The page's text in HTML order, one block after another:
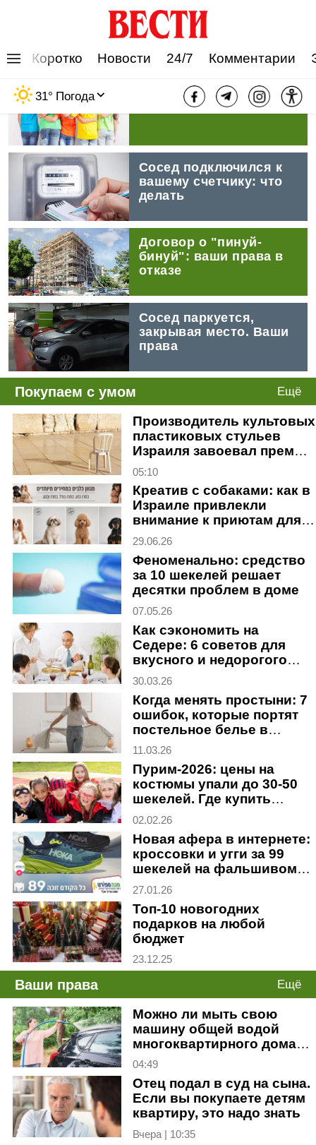
Коротко Новости 24/7 Комментарии
31° Погода
Где выгоднее купить
футболки к школе
Сосед подключился к
вашему счетчику: что
делать
Договор о "пинуй-
бинуй": ваши права в
отказе
Сосед паркуется,
закрывая место. Ваши
права
Покупаем с умом Ещё
Производитель культовых
пластиковых стульев
Израиля завоевал премию
за корзину для белья
05:10
Креатив с собаками: как в
Израиле привлекли
внимание к приютам для
животных
29.06.26
Феноменально: средство
за 10 шекелей решает
десятки проблем в доме
07.05.26
Как сэкономить на
Седере: 6 советов для
вкусного и недорогого
ужина в Песах
30.03.26
Когда менять простыни: 7
ошибок, которые портят
постельное белье в
Израиле
11.03.26
Пурим-2026: цены на
костюмы упали до 30-50
шекелей. Где купить
дешевле
02.02.26
Новая афера в интернете:
кроссовки и угги за 99
шекелей на фальшивом
сайте
27.01.26
Топ-10 новогодних
подарков на любой
бюджет
23.12.25
Ваши права Ещё
Можно ли мыть свою
машину общей водой
многоквартирного дома?
Отвечает юрист
04:49
Отец подал в суд на сына.
Если вы покупаете детям
квартиру, это надо знать
Вчера | 10:35